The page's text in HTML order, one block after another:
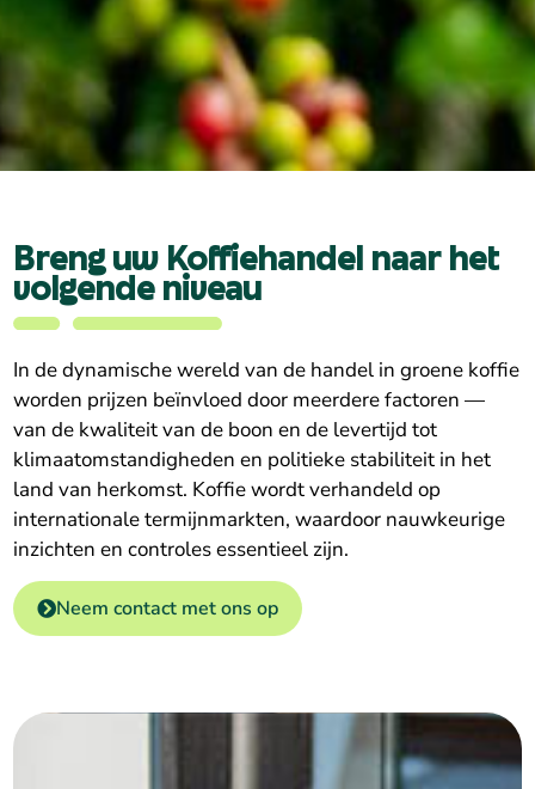
In de dynamische wereld van de handel in groene koffie
worden prijzen beïnvloed door meerdere factoren —
van de kwaliteit van de boon en de levertijd tot
klimaatomstandigheden en politieke stabiliteit in het
land van herkomst. Koffie wordt verhandeld op
internationale termijnmarkten, waardoor nauwkeurige
inzichten en controles essentieel zijn.
Neem contact met ons op
Breng uw Koffiehandel naar het
volgende niveau